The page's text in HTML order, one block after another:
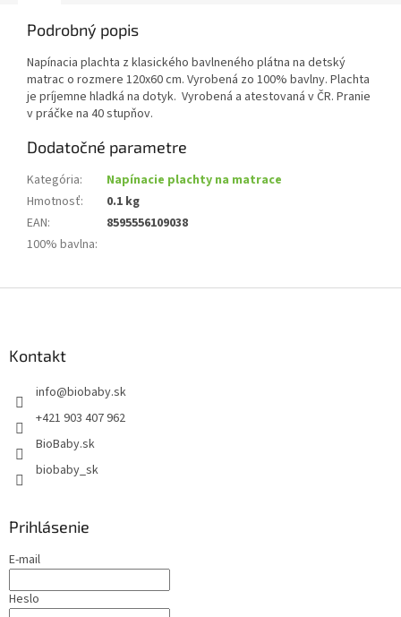
Podrobný popis
Napínacia plachta z klasického bavlneného plátna na detský
matrac o rozmere 120x60 cm. Vyrobená zo 100% bavlny. Plachta
je príjemne hladká na dotyk. Vyrobená a atestovaná v ČR. Pranie
v práčke na 40 stupňov.
Dodatočné parametre
Kategória:
Napínacie plachty na matrace
Hmotnosť:
0.1 kg
EAN:
8595556109038
100% bavlna:
Kontakt
info@biobaby.sk
+421 903 407 962
BioBaby.sk
biobaby_sk
Prihlásenie
E-mail
Heslo